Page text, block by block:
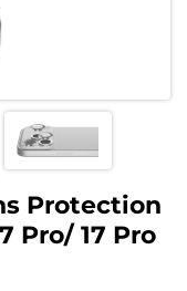
Protection
Pro/ 17 Pro